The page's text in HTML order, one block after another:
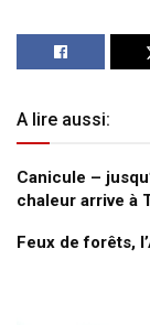
A lire aussi:
Canicule –
chaleur arrive à
Feux de forêts,